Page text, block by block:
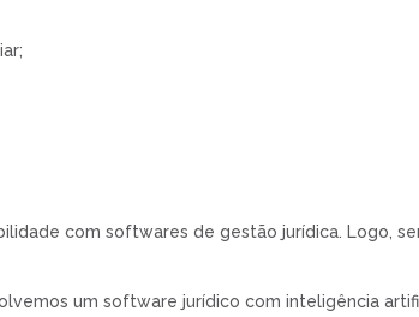
com softwares de gestão jurídica. Logo,
um software jurídico com inteligência